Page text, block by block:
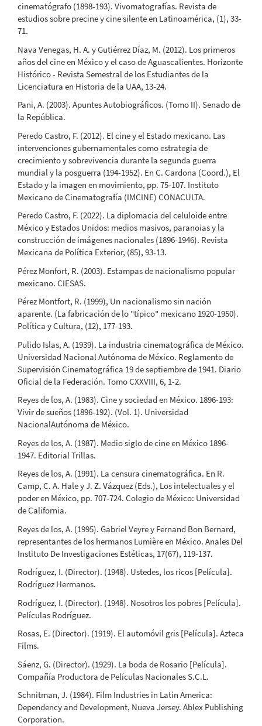
cinematógrafo (1898-193). Vivomatografías. Revista de
estudios sobre precine y cine silente en Latinoamérica, (1), 33-
71.
Nava Venegas, H. A. y Gutiérrez Díaz, M. (2012). Los primeros
años del cine en México y el caso de Aguascalientes. Horizonte
Histórico - Revista Semestral de los Estudiantes de la
Licenciatura en Historia de la UAA, 13-24.
Pani, A. (2003). Apuntes Autobiográficos. (Tomo II). Senado de
la República.
Peredo Castro, F. (2012). El cine y el Estado mexicano. Las
intervenciones gubernamentales como estrategia de
crecimiento y sobrevivencia durante la segunda guerra
mundial y la posguerra (194-1952). En C. Cardona (Coord.), El
Estado y la imagen en movimiento, pp. 75-107. Instituto
Mexicano de Cinematografía (IMCINE) CONACULTA.
Peredo Castro, F. (2022). La diplomacia del celuloide entre
México y Estados Unidos: medios masivos, paranoias y la
construcción de imágenes nacionales (1896-1946). Revista
Mexicana de Política Exterior, (85), 93-13.
Pérez Monfort, R. (2003). Estampas de nacionalismo popular
mexicano. CIESAS.
Pérez Montfort, R. (1999), Un nacionalismo sin nación
aparente. (La fabricación de lo "típico" mexicano 1920-1950).
Política y Cultura, (12), 177-193.
Pulido Islas, A. (1939). La industria cinematográfica de México.
Universidad Nacional Autónoma de México. Reglamento de
Supervisión Cinematográfica 19 de septiembre de 1941. Diario
Oficial de la Federación. Tomo CXXVIII, 6, 1-2.
Reyes de los, A. (1983). Cine y sociedad en México. 1896-193:
Vivir de sueños (1896-192). (Vol. 1). Universidad
NacionalAutónoma de México.
Reyes de los, A. (1987). Medio siglo de cine en México 1896-
1947. Editorial Trillas.
Reyes de los, A. (1991). La censura cinematográfica. En R.
Camp, C. A. Hale y J. Z. Vázquez (Eds.), Los intelectuales y el
poder en México, pp. 707-724. Colegio de México: Universidad
de California.
Reyes de los, A. (1995). Gabriel Veyre y Fernand Bon Bernard,
representantes de los hermanos Lumière en México. Anales Del
Instituto De Investigaciones Estéticas, 17(67), 119-137.
Rodríguez, I. (Director). (1948). Ustedes, los ricos [Película].
Rodríguez Hermanos.
Rodríguez, I. (Director). (1948). Nosotros los pobres [Película].
Películas Rodríguez.
Rosas, E. (Director). (1919). El automóvil gris [Película]. Azteca
Films.
Sáenz, G. (Director). (1929). La boda de Rosario [Película].
Compañía Productora de Películas Nacionales S.C.L.
Schnitman, J. (1984). Film Industries in Latin America:
Dependency and Development, Nueva Jersey. Ablex Publishing
Corporation.